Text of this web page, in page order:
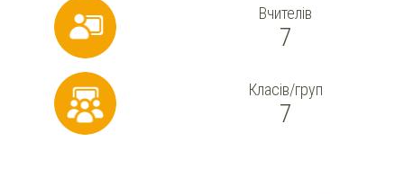
Вчителів
7
Класів/груп
7